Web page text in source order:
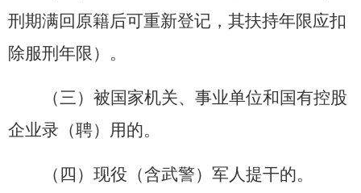
刑期满回原籍后可重新登记，其扶持年限应扣
除服刑年限 ） 。
（三） 被国家机关、事业单位和国有控股
企业录 （聘） 用的。
（四）现役（含武警）军人提干的。